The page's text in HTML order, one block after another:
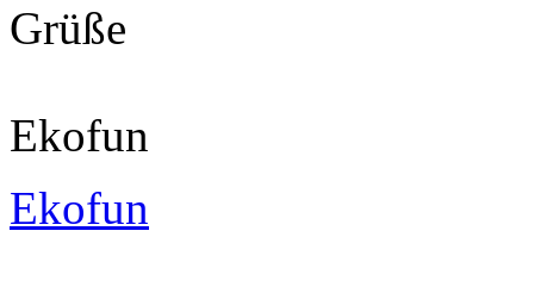
Grüße
Ekofun
Ekofun